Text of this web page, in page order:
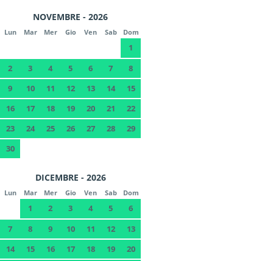
NOVEMBRE - 2026
Lun Mar Mer Gio Ven Sab Dom
1
2
3 4 5 6 7
8
9
10 11 12 13 14
15
16
17 18 19 20 21
22
23
24 25 26 27 28
29
30
DICEMBRE - 2026
Lun Mar Mer Gio Ven Sab Dom
1 2 3 4 5
6
7
8 9 10 11 12
13
14
15 16 17 18 19
20